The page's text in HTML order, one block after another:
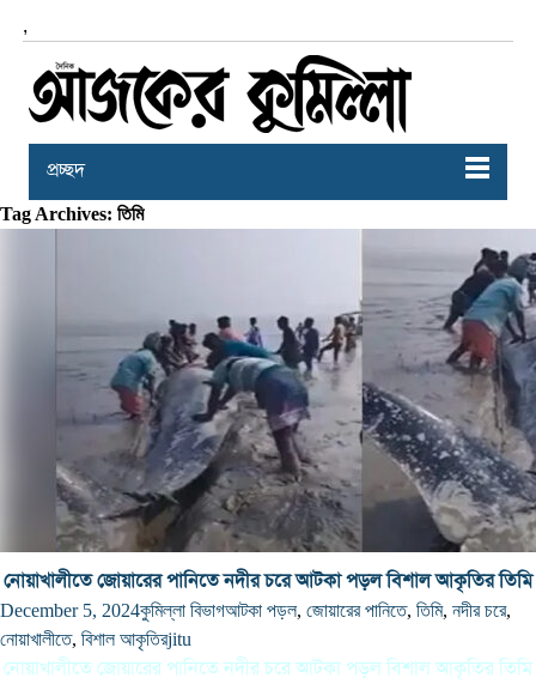
,
প্রচ্ছদ
Tag Archives: তিমি
নোয়াখালীতে জোয়ারের পানিতে নদীর চরে আটকা পড়ল বিশাল আকৃতির তিমি
December 5, 2024কুমিল্লা বিভাগআটকা পড়ল, জোয়ারের পানিতে, তিমি, নদীর চরে,
নোয়াখালীতে, বিশাল আকৃতিরjitu
নোয়াখালীতে জোয়ারের পানিতে নদীর চরে আটকা পড়ল বিশাল আকৃতির তিমি